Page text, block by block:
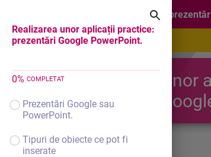
Realizarea unor aplicații practice:
prezentări Google PowerPoint.
0% COMPLETAT
Prezentări Google sau
PowerPoint.
Tipuri de obiecte ce pot fi
inserate
Realizarea unor aplicații practice:
Realizarea
prezentări